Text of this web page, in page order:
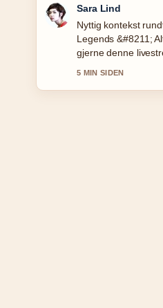
Ingrid Nilsen
Dekningen av
норвежского на
переводчики